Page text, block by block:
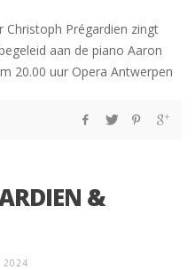
Prégardien zingt
aan de piano Aaron
20.00 uur Opera Antwerpen
&
2024